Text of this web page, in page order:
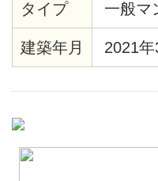
ラ、宅
タイプ 一般マ
建築年月 2021